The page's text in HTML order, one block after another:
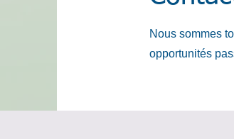
Nous sommes
opportunités